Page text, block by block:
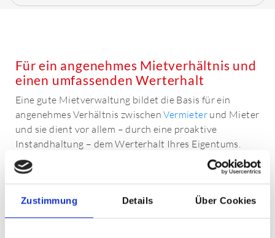
Zustimmung Details Über Cookies
Für ein angenehmes Mietverhältnis und
einen umfassenden Werterhalt
Eine gute Mietverwaltung bildet die Basis für ein
angenehmes Verhältnis zwischenVermieter und Mieter
und sie dient vor allem – durch eine proaktive
Instandhaltung – dem Werterhalt Ihres Eigentums.
Wobei die Wechselwirkung zwischen beiden Aspekten
nicht unterschätzt werden sollte: Zufriedene Mieter
gehen in aller Regel pfleglicher mit ihrer Mietsache um.
Wir differenzieren innerhalb unserer
Leistungserbringung zwischen kaufmännisch-